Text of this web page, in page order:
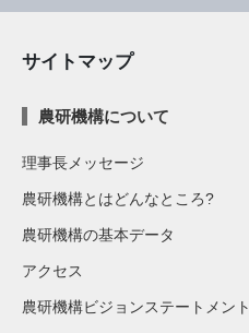
サイトマップ
農研機構について
理事長メッセージ
農研機構とはどんなところ?
農研機構の基本データ
アクセス
農研機構ビジョンステートメント